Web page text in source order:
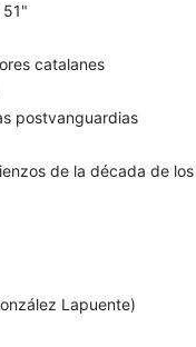
catalanes
postvanguardias
de la década de
Lapuente)